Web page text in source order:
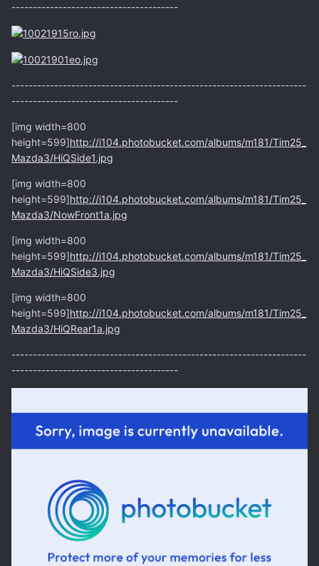
---------------------------------------
---------------------------------------------------------------------
---------------------------------------
[img width=800
height=599]http://i104.photobucket.com/albums/m181/Tim25_
Mazda3/HiQSide1.jpg
[img width=800
height=599]http://i104.photobucket.com/albums/m181/Tim25_
Mazda3/NowFront1a.jpg
[img width=800
height=599]http://i104.photobucket.com/albums/m181/Tim25_
Mazda3/HiQSide3.jpg
[img width=800
height=599]http://i104.photobucket.com/albums/m181/Tim25_
Mazda3/HiQRear1a.jpg
---------------------------------------------------------------------
---------------------------------------